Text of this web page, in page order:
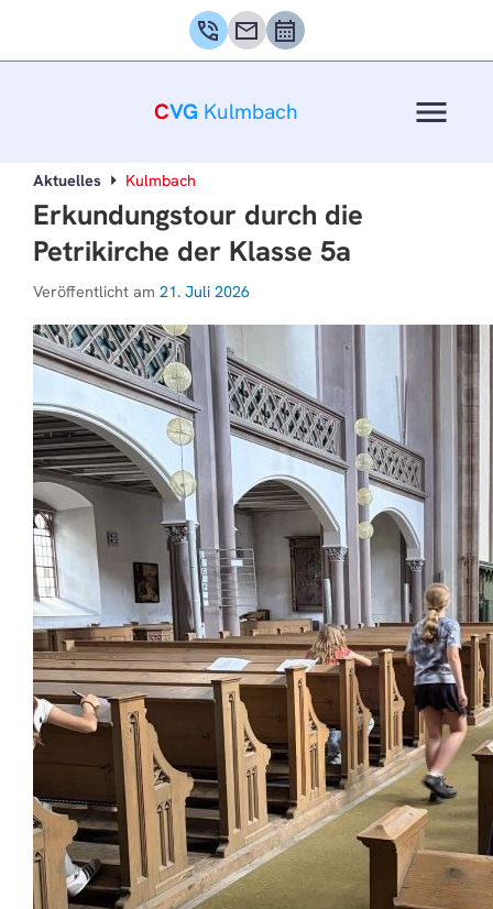
phone_in_talk mail calendar_month
CVG Kulmbach menu
Aktuelles Kulmbach
Erkundungstour durch die
Petrikirche der Klasse 5a
Veröffentlicht am 21. Juli 2026